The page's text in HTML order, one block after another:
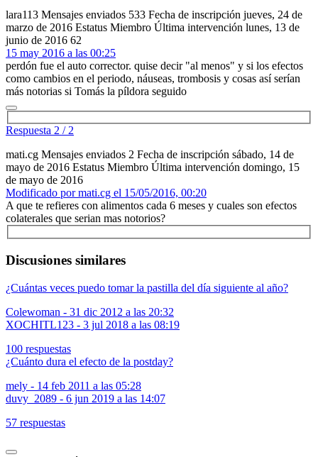
lara113 Mensajes enviados 533 Fecha de inscripción jueves, 24 de
marzo de 2016 Estatus Miembro Última intervención lunes, 13 de
junio de 2016 62
15 may 2016 a las 00:25
perdón fue el auto corrector. quise decir "al menos" y si los efectos
como cambios en el periodo, náuseas, trombosis y cosas así serían
más notorias si Tomás la píldora seguido
Respuesta 2 / 2
mati.cg Mensajes enviados 2 Fecha de inscripción sábado, 14 de
mayo de 2016 Estatus Miembro Última intervención domingo, 15
de mayo de 2016
Modificado por mati.cg el 15/05/2016, 00:20
A que te refieres con alimentos cada 6 meses y cuales son efectos
colaterales que serian mas notorios?
Discusiones similares
¿Cuántas veces puedo tomar la pastilla del día siguiente al año?
Colewoman - 31 dic 2012 a las 20:32
XOCHITL123 - 3 jul 2018 a las 08:19
100 respuestas
¿Cuánto dura el efecto de la postday?
mely - 14 feb 2011 a las 05:28
duvy_2089 - 6 jun 2019 a las 14:07
57 respuestas